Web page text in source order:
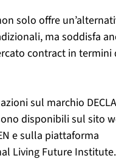
solo offre
ma soddisfa
contract in termini
sul marchio
disponibili sul sito
e sulla piattaforma
Living Future Institute.